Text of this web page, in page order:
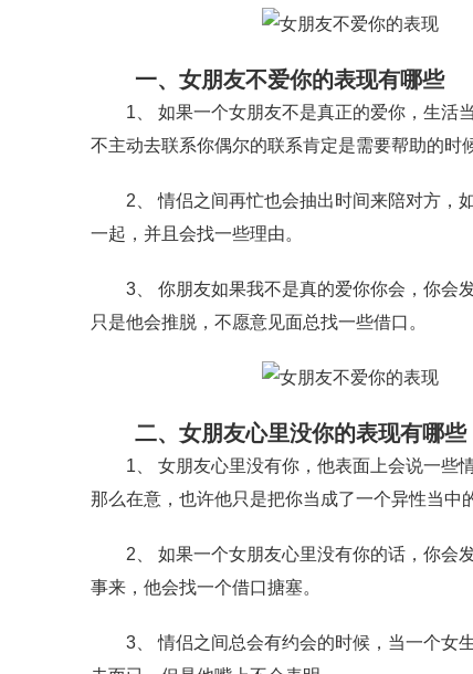
一、女朋友不爱你的表现有哪些
1、 如果一个女朋友不是真正的爱你，生活当
不主动去联系你偶尔的联系肯定是需要帮助的时
2、 情侣之间再忙也会抽出时间来陪对方，如
一起，并且会找一些理由。
3、 你朋友如果我不是真的爱你你会，你会发
只是他会推脱，不愿意见面总找一些借口。
二、女朋友心里没你的表现有哪些
1、 女朋友心里没有你，他表面上会说一些情
那么在意，也许他只是把你当成了一个异性当中
2、 如果一个女朋友心里没有你的话，你会发
事来，他会找一个借口搪塞。
3、 情侣之间总会有约会的时候，当一个女生